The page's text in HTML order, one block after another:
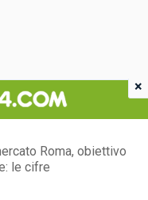
Roma, obiettivo
le cifre
×